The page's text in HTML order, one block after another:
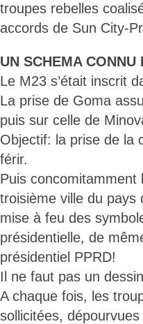
troupes rebelles
accords de Sun City-
UN SCHEMA CONNU
Le M23 s’était inscrit
La prise de Goma
puis sur celle de
Objectif: la prise de la
férir.
Puis concomitamment
troisième ville du pays
mise à feu des
présidentielle, de
présidentiel PPRD!
Il ne faut pas un
A chaque fois, les
sollicitées,